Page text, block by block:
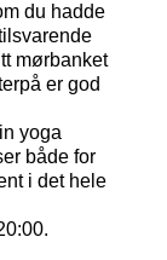
du hadde
mørbanket
er god
yoga
både for
i det hele